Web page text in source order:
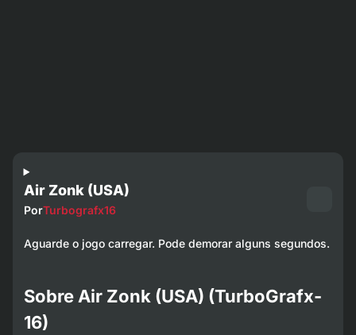
Air Zonk (USA)
PorTurbografx16
Aguarde o jogo carregar. Pode demorar alguns segundos.
Sobre Air Zonk (USA) (TurboGrafx-
16)